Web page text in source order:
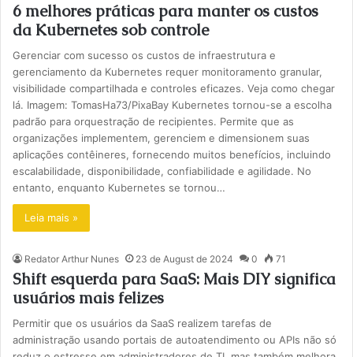
6 melhores práticas para manter os custos
da Kubernetes sob controle
Gerenciar com sucesso os custos de infraestrutura e
gerenciamento da Kubernetes requer monitoramento granular,
visibilidade compartilhada e controles eficazes. Veja como chegar
lá. Imagem: TomasHa73/PixaBay Kubernetes tornou-se a escolha
padrão para orquestração de recipientes. Permite que as
organizações implementem, gerenciem e dimensionem suas
aplicações contêineres, fornecendo muitos benefícios, incluindo
escalabilidade, disponibilidade, confiabilidade e agilidade. No
entanto, enquanto Kubernetes se tornou…
Leia mais »
Redator Arthur Nunes 23 de August de 2024 0 71
Shift esquerda para SaaS: Mais DIY significa
usuários mais felizes
Permitir que os usuários da SaaS realizem tarefas de
administração usando portais de autoatendimento ou APIs não só